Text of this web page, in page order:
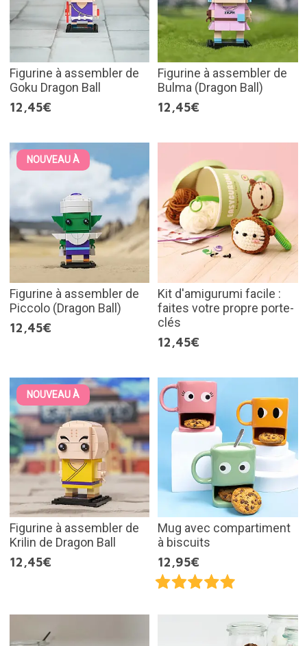
Figurine à assembler de
Goku Dragon Ball
12,45€
Figurine à assembler de
Bulma (Dragon Ball)
12,45€
NOUVEAU À
Figurine à assembler de
Piccolo (Dragon Ball)
12,45€
Kit d'amigurumi facile :
faites votre propre porte-
clés
12,45€
NOUVEAU À
Figurine à assembler de
Krilin de Dragon Ball
12,45€
Mug avec compartiment
à biscuits
12,95€